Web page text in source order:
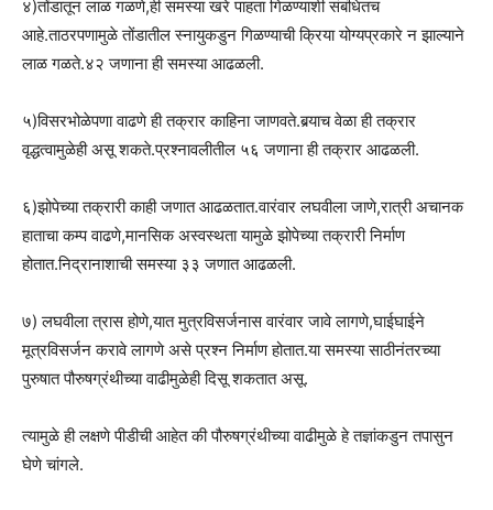
४)तोंडातून लाळ गळणे,ही समस्या खरे पाहता गिळण्याशी संबंधितच
आहे.ताठरपणामुळे तोंडातील स्नायुकडुन गिळण्याची क्रिया योग्यप्रकारे न झाल्याने
लाळ गळते.४२ जणाना ही समस्या आढळली.
५)विसरभोळेपणा वाढणे ही तक्रार काहिना जाणवते.बर्‍याच वेळा ही तक्रार
वृद्धत्वामुळेही असू शकते.प्रश्नावलीतील ५६ जणाना ही तक्रार आढळली.
६)झोपेच्या तक्रारी काही जणात आढळतात.वारंवार लघवीला जाणे,रात्री अचानक
हाताचा कम्प वाढणे,मानसिक अस्वस्थता यामुळे झोपेच्या तक्रारी निर्माण
होतात.निद्रानाशाची समस्या ३३ जणात आढळली.
७) लघवीला त्रास होणे,यात मुत्रविसर्जनास वारंवार जावे लागणे,घाईघाईने
मूत्रविसर्जन करावे लागणे असे प्रश्न निर्माण होतात.या समस्या साठीनंतरच्या
पुरुषात पौरुषग्रंथीच्या वाढीमुळेही दिसू शकतात असू.
त्यामुळे ही लक्षणे पीडीची आहेत की पौरुषग्रंथीच्या वाढीमुळे हे तज्ञांकडुन तपासुन
घेणे चांगले.